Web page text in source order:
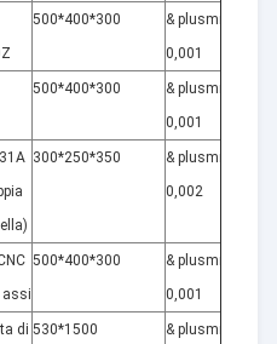
500*400*300
& plusmn;
0,001
500*400*300
& plusmn;
0,001
300*250*350
& plusmn;
0,002
assi
500*400*300
& plusmn;
0,001
di 530*1500
& plusmn;